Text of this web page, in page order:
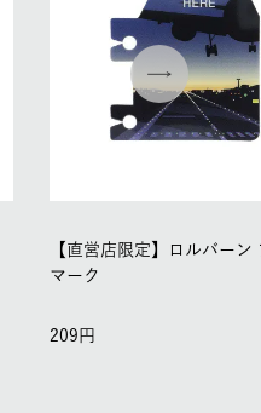
【直営店限定】ロルバーン
マーク
209